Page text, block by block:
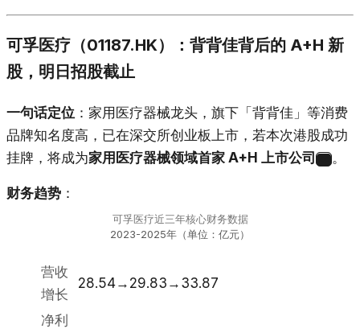
可孚医疗（01187.HK）：背背佳背后的 A+H 新
股，明日招股截止
一句话定位 ：家用医疗器械龙头，旗下「背背佳」等消费
品牌知名度高，已在深交所创业板上市，若本次港股成功
挂牌，将成为家用医疗器械领域首家 A+H 上市公司 。
财务趋势 ：
可孚医疗近三年核心财务数据
2023-2025年（单位：亿元）
营收
增长
28.54→29.83→33.87
净利